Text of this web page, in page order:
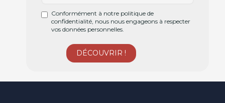
Conformément à notre politique de
confidentialité, nous nous engageons à respecter
vos données personnelles.